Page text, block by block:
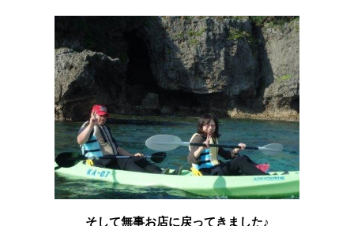
そして無事お店に戻ってきました♪